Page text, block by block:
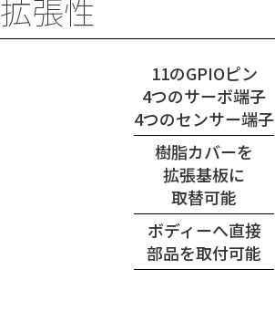
拡張性
11のGPIOピン
4つのサーボ端子
4つのセンサー端子
樹脂カバーを
拡張基板に
取替可能
ボディーへ直接
部品を取付可能